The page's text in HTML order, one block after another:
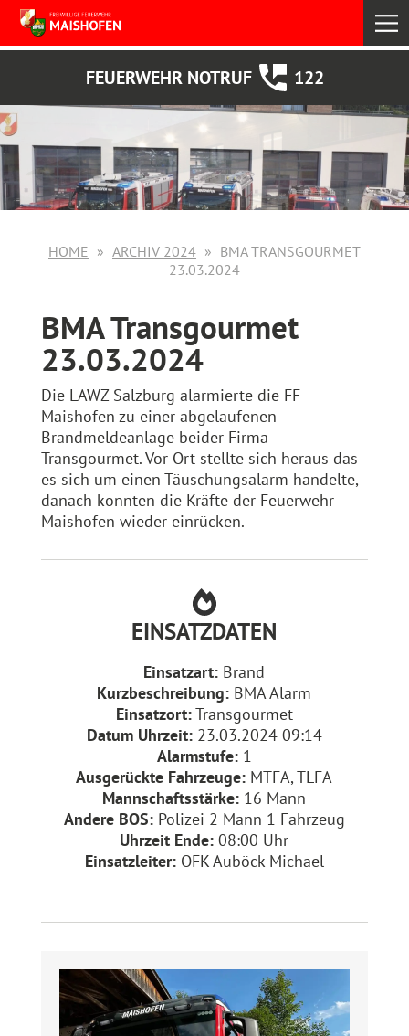
FEUERWEHR NOTRUF 122
HOME ARCHIV 2024
BMA TRANSGOURMET
23.03.2024
BMA Transgourmet
23.03.2024
Die LAWZ Salzburg alarmierte die FF
Maishofen zu einer abgelaufenen
Brandmeldeanlage beider Firma
Transgourmet. Vor Ort stellte sich heraus das
es sich um einen Täuschungsalarm handelte,
danach konnten die Kräfte der Feuerwehr
Maishofen wieder einrücken.
EINSATZDATEN
Einsatzart: Brand
Kurzbeschreibung: BMA Alarm
Einsatzort:Transgourmet
Datum Uhrzeit:23.03.2024 09:14
Alarmstufe:1
Ausgerückte Fahrzeuge: MTFA, TLFA
Mannschaftsstärke: 16 Mann
Andere BOS:Polizei 2 Mann 1 Fahrzeug
Uhrzeit Ende: 08:00 Uhr
Einsatzleiter:OFK Auböck Michael